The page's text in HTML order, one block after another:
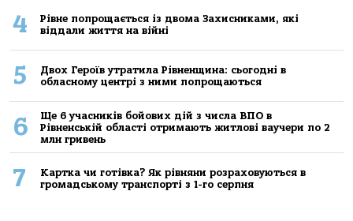
4
Рівне попрощається із двома Захисниками, які
віддали життя на війні
5
Двох Героїв утратила Рівненщина: сьогодні в
обласному центрі з ними попрощаються
6
Ще 6 учасників бойових дій з числа ВПО в
Рівненській області отримають житлові ваучери по 2
млн гривень
7
Картка чи готівка? Як рівняни розраховуються в
громадському транспорті з 1-го серпня